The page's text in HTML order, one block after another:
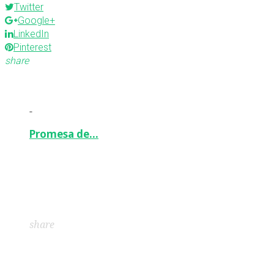
Twitter
Google+
LinkedIn
Pinterest
share
-
Promesa de…
share